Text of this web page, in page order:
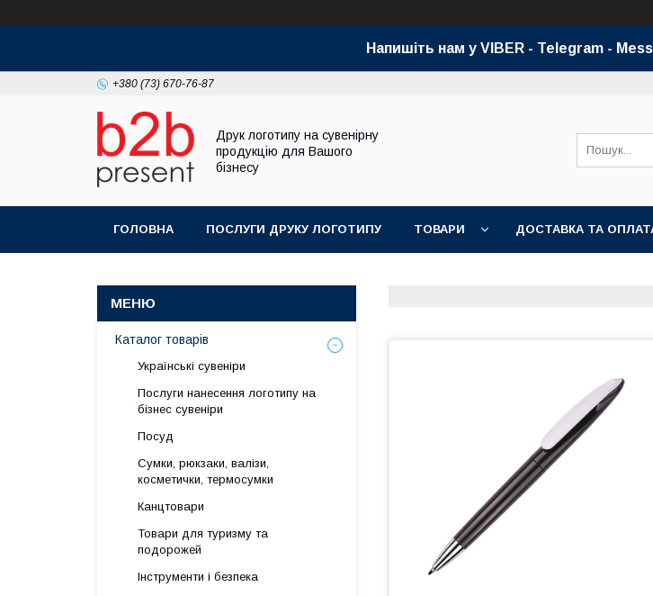
Напишіть нам у VIBER - Telegram -
+380 (73) 670-76-87
Друк логотипу на сувенірну
продукцію для Вашого
бізнесу
ГОЛОВНА ПОСЛУГИ ДРУКУ ЛОГОТИПУ ТОВАРИ ДОСТАВКА ТА
Каталог товарів
Українські сувеніри
Послуги нанесення логотипу на
бізнес сувеніри
Посуд
Сумки, рюкзаки, валізи,
косметички, термосумки
Канцтовари
Товари для туризму та
подорожей
Інструменти і безпека